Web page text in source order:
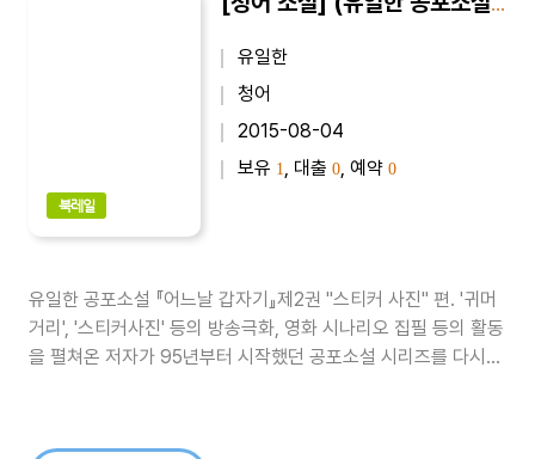
북레일
[청어 소설] (유일한 공포소설) 어느날 갑자기 2 : 스티커 사진
유일한
청어
2015-08-04
보유 1, 대출 0, 예약 0
유일한 공포소설 『어느날 갑자기』제2권 "스티커 사진" 편. '귀머
거리', '스티커사진' 등의 방송극화, 영화 시나리오 집필 등의 활동
을 펼쳐온 저자가 95년부터 시작했던 공포소설 시리즈를 다시
한 부분을 고쳐서 다시 펴낸 것이다. 이전에 나왔던 책의 구성을